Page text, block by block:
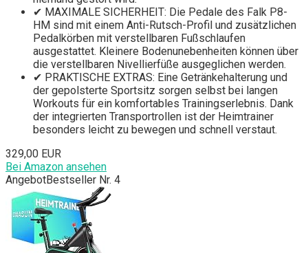
✔ MAXIMALE SICHERHEIT: Die Pedale des Falk P8-
HM sind mit einem Anti-Rutsch-Profil und zusätzlichen
Pedalkörben mit verstellbaren Fußschlaufen
ausgestattet. Kleinere Bodenunebenheiten können über
die verstellbaren Nivellierfüße ausgeglichen werden.
✔ PRAKTISCHE EXTRAS: Eine Getränkehalterung und
der gepolsterte Sportsitz sorgen selbst bei langen
Workouts für ein komfortables Trainingserlebnis. Dank
der integrierten Transportrollen ist der Heimtrainer
besonders leicht zu bewegen und schnell verstaut.
329,00 EUR
Bei Amazon ansehen
AngebotBestseller Nr. 4